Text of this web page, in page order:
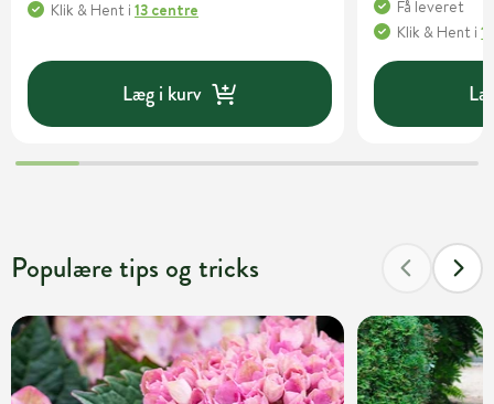
Klik & Hent i 13 centre
Læg i kurv
Få leveret
Klik & Hent i
Populære tips og tricks